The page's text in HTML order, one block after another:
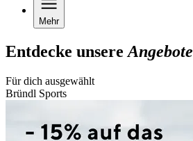
Mehr
Entdecke unsereAngebote
Für dich ausgewählt
Bründl Sports